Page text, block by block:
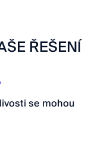
ŘEŠENÍ
se mohou